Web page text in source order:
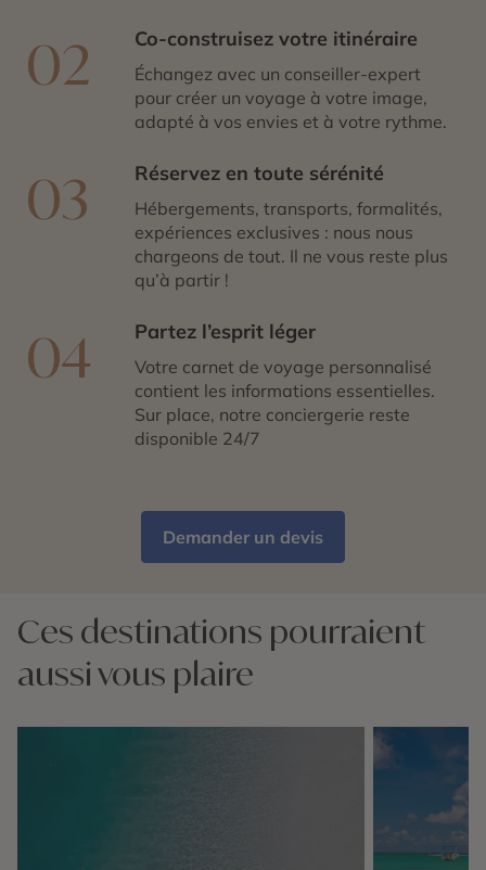
02 Co-construisez votre itinéraire
Échangez avec un conseiller-expert
pour créer un voyage à votre image,
adapté à vos envies et à votre rythme.
03 Réservez en toute sérénité
Hébergements, transports, formalités,
expériences exclusives : nous nous
chargeons de tout. Il ne vous reste plus
qu’à partir !
04 Partez l’esprit léger
Votre carnet de voyage personnalisé
contient les informations essentielles.
Sur place, notre conciergerie reste
disponible 24/7
Demander un devis
Ces destinations pourraient
aussi vous plaire